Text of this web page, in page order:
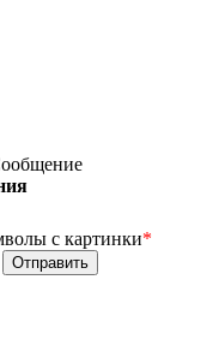
с картинки*